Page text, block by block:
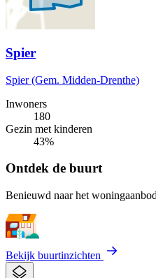
Spier
Spier (Gem. Midden-Drenthe)
Inwoners
180
Gezin met kinderen
43%
Ontdek de buurt
Benieuwd naar het
Bekijk buurtinzichten